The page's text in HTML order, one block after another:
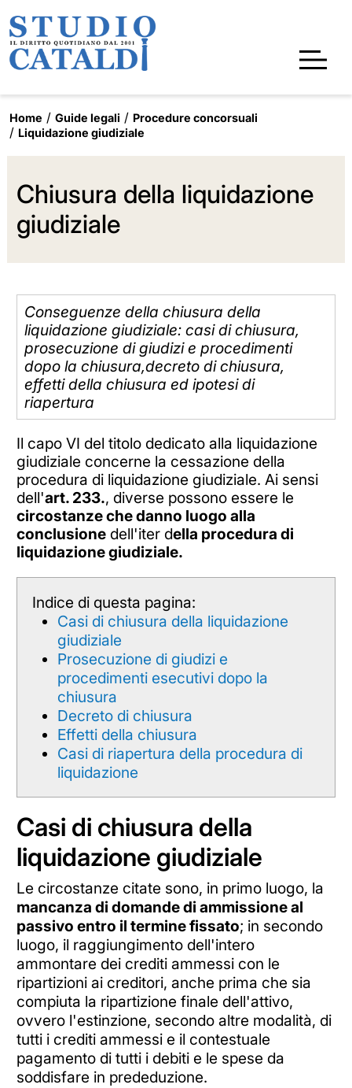
Home Guide legali
Procedure concorsuali
Liquidazione giudiziale
Chiusura della liquidazione
giudiziale
Conseguenze della chiusura della
liquidazione giudiziale: casi di chiusura,
prosecuzione di giudizi e procedimenti
dopo la chiusura,decreto di chiusura,
effetti della chiusura ed ipotesi di
riapertura
Il capo VI del titolo dedicato alla liquidazione
giudiziale concerne la cessazione della
procedura di liquidazione giudiziale. Ai sensi
dell'art. 233., diverse possono essere le
circostanze che danno luogo alla
conclusionedell'iter della procedura di
liquidazione giudiziale.
Indice di questa pagina:
Casi di chiusura della liquidazione
giudiziale
Prosecuzione di giudizi e
procedimenti esecutivi dopo la
chiusura
Decreto di chiusura
Effetti della chiusura
Casi di riapertura della procedura di
liquidazione
Casi di chiusura della
liquidazione giudiziale
Le circostanze citate sono, in primo luogo, la
mancanza di domande di ammissione al
passivo entro il termine fissato; in secondo
luogo, il raggiungimento dell'intero
ammontare dei crediti ammessi con le
ripartizioni ai creditori, anche prima che sia
compiuta la ripartizione finale dell'attivo,
ovvero l'estinzione, secondo altre modalità, di
tutti i crediti ammessi e il contestuale
pagamento di tutti i debiti e le spese da
soddisfare in prededuzione.